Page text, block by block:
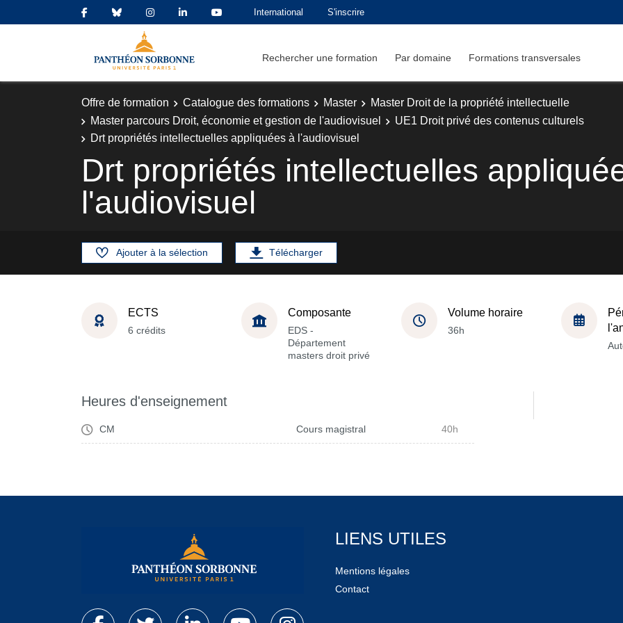
International S'inscrire
Rechercher une formation Par domaine Formations transversales
Offre de formation Catalogue des formations Master
Master Droit de la propriété intellectuelle
Master parcours Droit, économie et gestion de l'audiovisuel
UE1 Droit privé des contenus culturels
Drt propriétés intellectuelles appliquées à l'audiovisuel
Drt propriétés intellectuelles
l'audiovisuel
Ajouter à la sélection Télécharger
ECTS
6 crédits
Composante
EDS -
Département
masters droit privé
Volume horaire
36h
Heures d'enseignement
CM Cours magistral 40h
LIENS UTILES
Mentions légales
Contact